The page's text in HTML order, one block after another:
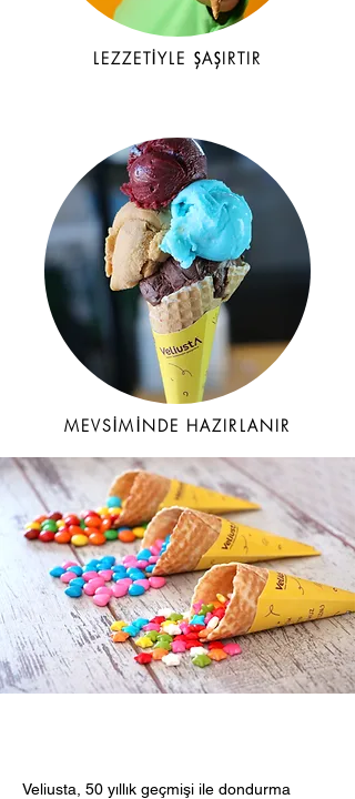
LEZZETİYLE ŞAŞIRTIR
MEVSİMİNDE HAZIRLANIR
Veliusta, 50 yıllık geçmişi ile dondurma